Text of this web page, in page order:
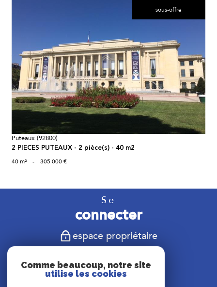
sous-offre
voir le bien
Puteaux (92800)
2 PIECES PUTEAUX - 2 pièce(s) - 40 m2
40 m²
- 305 000 €
Se
connecter
espace propriétaire
Nous
suivre
Comme beaucoup, notre site
utilise les cookies